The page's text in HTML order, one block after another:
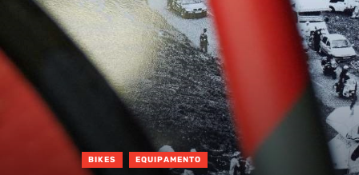
BIKES EQUIPAMENTO